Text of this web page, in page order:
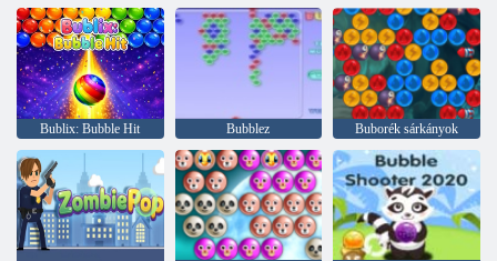
Bublix: Bubble Hit Bubblez Buborék sárkányok